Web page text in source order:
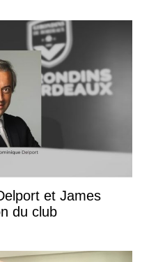
et James
du club